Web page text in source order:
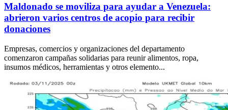
Maldonado se moviliza para ayudar a Venezuela:
abrieron varios centros de acopio para recibir
donaciones
Empresas, comercios y organizaciones del departamento
comenzaron campañas solidarias para reunir alimentos, ropa,
insumos médicos, herramientas y otros elemento...